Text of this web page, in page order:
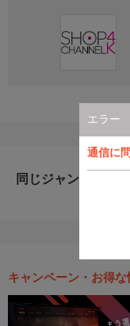
エラー
通信に
同じジャンルのおす
キャンペーン・お得な